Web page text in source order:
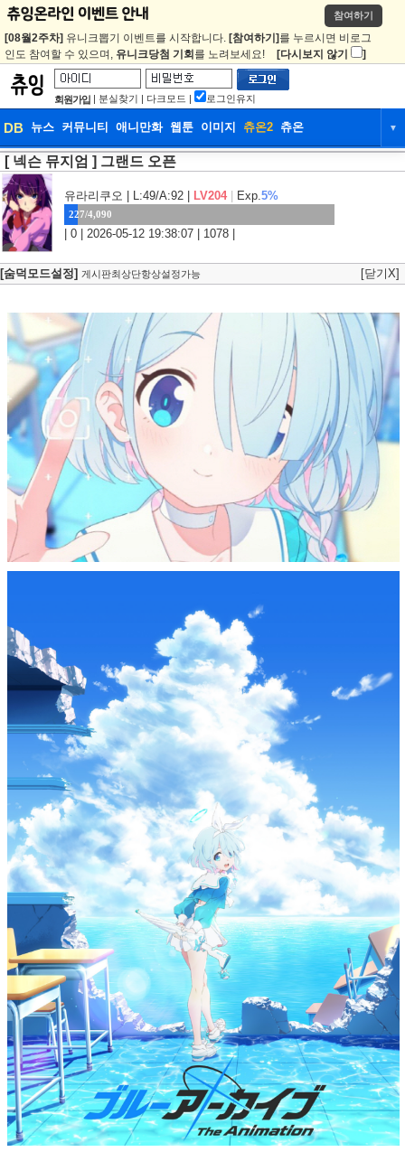
참여하기
[08월2주차] 유니크뽑기 이벤트를 시작합니다. [참여하기] 를 누르시면 비로그
인도 참여할 수 있으며, 유니크당첨 기회 를 노려보세요! [다시보지 않기 ]
회원가입 | 분실찾기 | 다크모드 | 로그인유지
DB 뉴스 커뮤니티 애니만화 웹툰 이미지 츄온2 츄온 ▼
DB 뉴스
웹툰 이미지 츄온2
[ 넥슨 뮤지엄 ] 그랜드 오픈
유라리쿠오 | L:49/A:92 | LV204 Exp.5%
227/4,090
| 0 | 2026-05-12 19:38:07 | 1078 |
[숨덕모드설정] 게시판최상단항상설정가능 [닫기X]